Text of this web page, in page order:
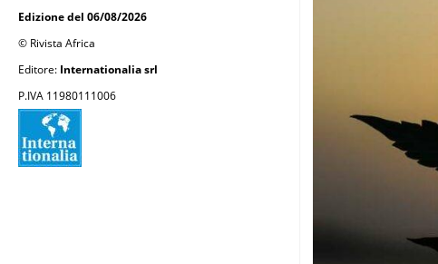
Edizione del 06/08/2026
© Rivista Africa
Editore: Internationalia srl
P.IVA 11980111006